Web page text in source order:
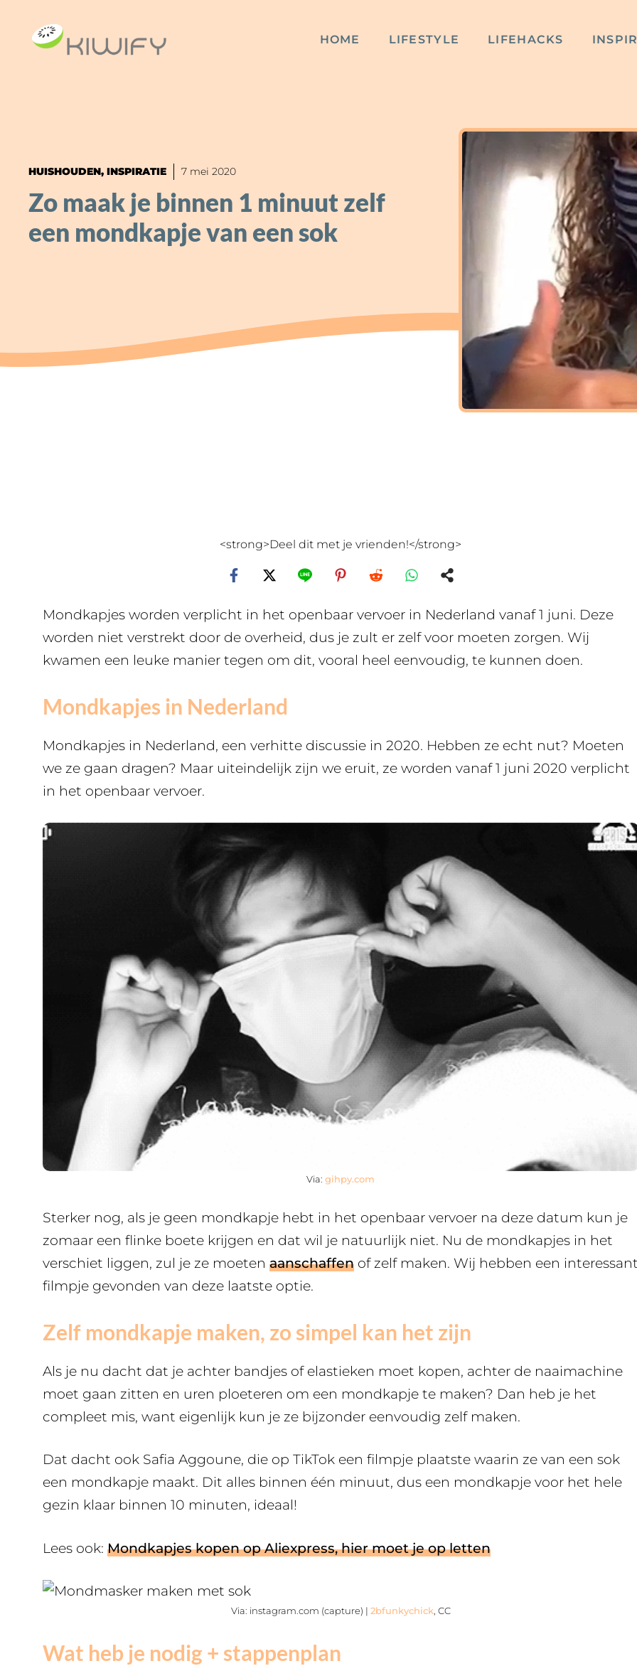
HOME LIFESTYLE LIFEHACKS
HUISHOUDEN, INSPIRATIE 7 mei 2020
Zo maak je binnen 1 minuut zelf
een mondkapje van een sok
<strong>Deel dit met je vrienden!</strong>
Mondkapjes worden verplicht in het openbaar vervoer in Nederland vanaf 1 juni. Deze
worden niet verstrekt door de overheid, dus je zult er zelf voor moeten zorgen. Wij
kwamen een leuke manier tegen om dit, vooral heel eenvoudig, te kunnen doen.
Mondkapjes in Nederland
Mondkapjes in Nederland, een verhitte discussie in 2020. Hebben ze echt nut? Moeten
we ze gaan dragen? Maar uiteindelijk zijn we eruit, ze worden vanaf 1 juni 2020 verplicht
in het openbaar vervoer.
Via:gihpy.com
Sterker nog, als je geen mondkapje hebt in het openbaar vervoer na deze datum kun je
zomaar een flinke boete krijgen en dat wil je natuurlijk niet. Nu de mondkapjes in het
verschiet liggen, zul je ze moeten aanschaffen of zelf maken. Wij hebben een
filmpje gevonden van deze laatste optie.
Zelf mondkapje maken, zo simpel kan het zijn
Als je nu dacht dat je achter bandjes of elastieken moet kopen, achter de naaimachine
moet gaan zitten en uren ploeteren om een mondkapje te maken? Dan heb je het
compleet mis, want eigenlijk kun je ze bijzonder eenvoudig zelf maken.
Dat dacht ook Safia Aggoune, die op TikTok een filmpje plaatste waarin ze van een sok
een mondkapje maakt. Dit alles binnen één minuut, dus een mondkapje voor het hele
gezin klaar binnen 10 minuten, ideaal!
Lees ook: Mondkapjes kopen op Aliexpress, hier moet je op letten
Via: instagram.com (capture) | 2bfunkychick, CC
Wat heb je nodig + stappenplan